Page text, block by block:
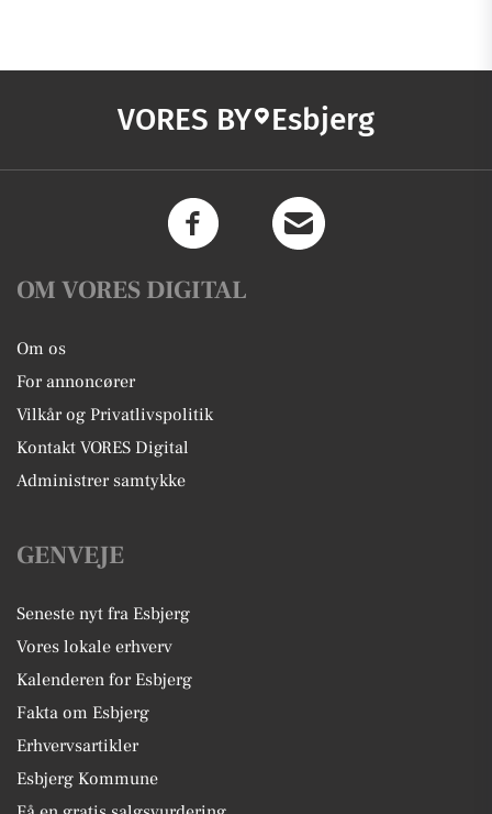
VORES BY Esbjerg
OM VORES DIGITAL
Om os
For annoncører
Vilkår og Privatlivspolitik
Kontakt VORES Digital
Administrer samtykke
GENVEJE
Seneste nyt fra Esbjerg
Vores lokale erhverv
Kalenderen for Esbjerg
Fakta om Esbjerg
Erhvervsartikler
Esbjerg Kommune